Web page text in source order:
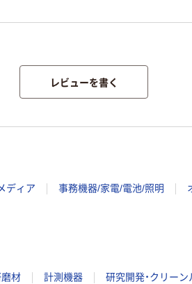
レビューを書く
ディア 事務機器/家電/電池/照明
材 計測機器 研究開発・クリー